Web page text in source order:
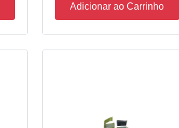
Adicionar ao Carrinho